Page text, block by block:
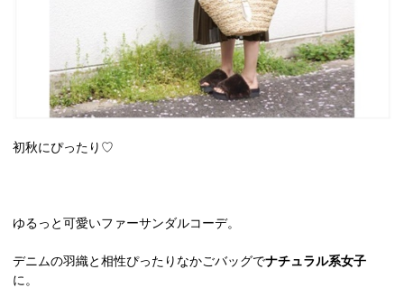
初秋にぴったり♡
ゆるっと可愛いファーサンダルコーデ。
デニムの羽織と相性ぴったりなかごバッグでナチュラル系女子
に。